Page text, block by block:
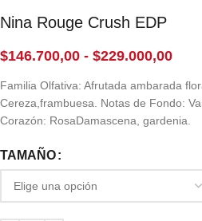
Nina Rouge Crush EDP
$146.700,00 - $229.000,00
Familia Olfativa: Afrutada ambarada
Cereza,frambuesa. Notas de Fondo:
Corazón: RosaDamascena, gardenia.
TAMAÑO